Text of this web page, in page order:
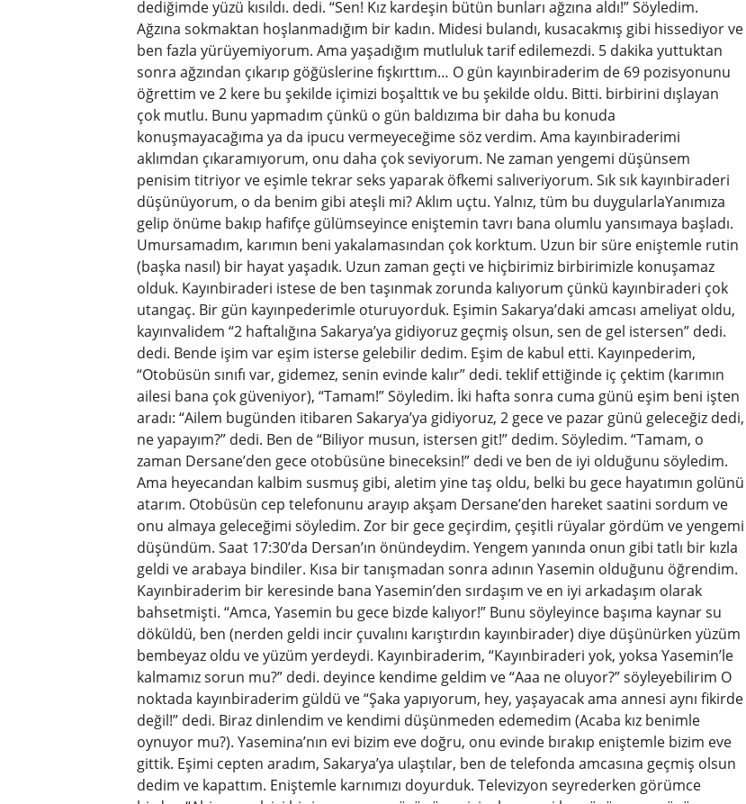
dediğimde yüzü kısıldı. dedi. “Sen! Kız kardeşin bütün bunları ağzına aldı!” Söyledim.
Ağzına sokmaktan hoşlanmadığım bir kadın. Midesi bulandı, kusacakmış gibi hissediyor ve
ben fazla yürüyemiyorum. Ama yaşadığım mutluluk tarif edilemezdi. 5 dakika yuttuktan
sonra ağzından çıkarıp göğüslerine fışkırttım… O gün kayınbiraderim de 69 pozisyonunu
öğrettim ve 2 kere bu şekilde içimizi boşalttık ve bu şekilde oldu. Bitti. birbirini dışlayan
çok mutlu. Bunu yapmadım çünkü o gün baldızıma bir daha bu konuda
konuşmayacağıma ya da ipucu vermeyeceğime söz verdim. Ama kayınbiraderimi
aklımdan çıkaramıyorum, onu daha çok seviyorum. Ne zaman yengemi düşünsem
penisim titriyor ve eşimle tekrar seks yaparak öfkemi salıveriyorum. Sık sık kayınbiraderi
düşünüyorum, o da benim gibi ateşli mi? Aklım uçtu. Yalnız, tüm bu duygularlaYanımıza
gelip önüme bakıp hafifçe gülümseyince eniştemin tavrı bana olumlu yansımaya başladı.
Umursamadım, karımın beni yakalamasından çok korktum. Uzun bir süre eniştemle rutin
(başka nasıl) bir hayat yaşadık. Uzun zaman geçti ve hiçbirimiz birbirimizle konuşamaz
olduk. Kayınbiraderi istese de ben taşınmak zorunda kalıyorum çünkü kayınbiraderi çok
utangaç. Bir gün kayınpederimle oturuyorduk. Eşimin Sakarya’daki amcası ameliyat oldu,
kayınvalidem “2 haftalığına Sakarya’ya gidiyoruz geçmiş olsun, sen de gel istersen” dedi.
dedi. Bende işim var eşim isterse gelebilir dedim. Eşim de kabul etti. Kayınpederim,
“Otobüsün sınıfı var, gidemez, senin evinde kalır” dedi. teklif ettiğinde iç çektim (karımın
ailesi bana çok güveniyor), “Tamam!” Söyledim. İki hafta sonra cuma günü eşim beni işten
aradı: “Ailem bugünden itibaren Sakarya’ya gidiyoruz, 2 gece ve pazar günü geleceğiz dedi,
ne yapayım?” dedi. Ben de “Biliyor musun, istersen git!” dedim. Söyledim. “Tamam, o
zaman Dersane’den gece otobüsüne bineceksin!” dedi ve ben de iyi olduğunu söyledim.
Ama heyecandan kalbim susmuş gibi, aletim yine taş oldu, belki bu gece hayatımın golünü
atarım. Otobüsün cep telefonunu arayıp akşam Dersane’den hareket saatini sordum ve
onu almaya geleceğimi söyledim. Zor bir gece geçirdim, çeşitli rüyalar gördüm ve yengemi
düşündüm. Saat 17:30’da Dersan’ın önündeydim. Yengem yanında onun gibi tatlı bir kızla
geldi ve arabaya bindiler. Kısa bir tanışmadan sonra adının Yasemin olduğunu öğrendim.
Kayınbiraderim bir keresinde bana Yasemin’den sırdaşım ve en iyi arkadaşım olarak
bahsetmişti. “Amca, Yasemin bu gece bizde kalıyor!” Bunu söyleyince başıma kaynar su
döküldü, ben (nerden geldi incir çuvalını karıştırdın kayınbirader) diye düşünürken yüzüm
bembeyaz oldu ve yüzüm yerdeydi. Kayınbiraderim, “Kayınbiraderi yok, yoksa Yasemin’le
kalmamız sorun mu?” dedi. deyince kendime geldim ve “Aaa ne oluyor?” söyleyebilirim O
noktada kayınbiraderim güldü ve “Şaka yapıyorum, hey, yaşayacak ama annesi aynı fikirde
değil!” dedi. Biraz dinlendim ve kendimi düşünmeden edemedim (Acaba kız benimle
oynuyor mu?). Yasemina’nın evi bizim eve doğru, onu evinde bırakıp eniştemle bizim eve
gittik. Eşimi cepten aradım, Sakarya’ya ulaştılar, ben de telefonda amcasına geçmiş olsun
dedim ve kapattım. Eniştemle karnımızı doyurduk. Televizyon seyrederken görümce